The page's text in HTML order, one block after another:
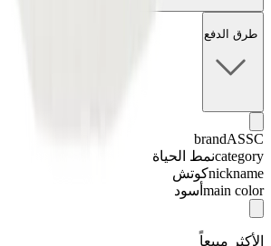
طرق الدفع
brandASSC
categoryنمط الحياة
nicknameكوتش
main color أسود
الأكثر مبيعاً